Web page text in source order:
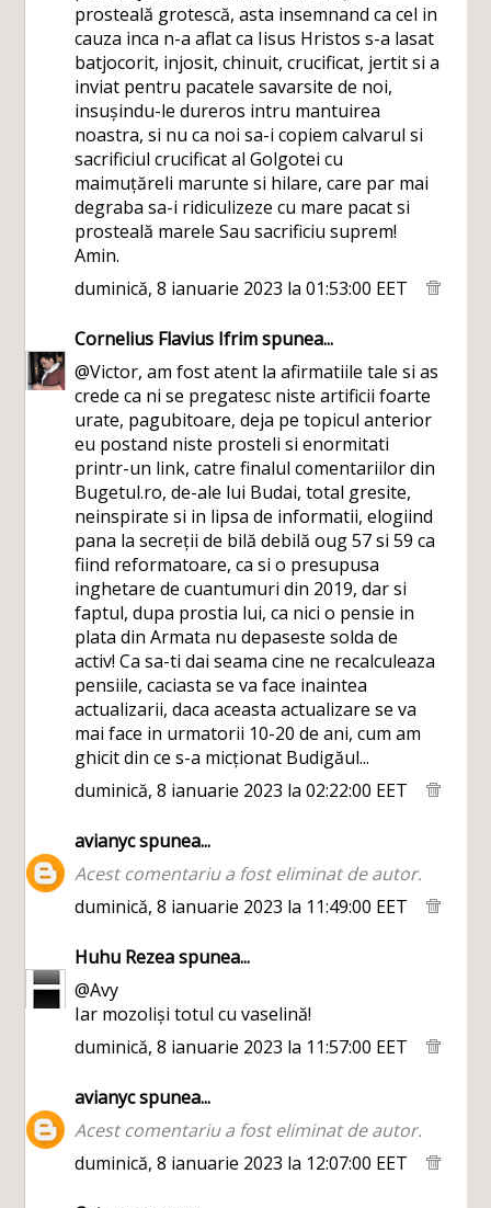
prosteală grotescă, asta insemnand ca cel in
cauza inca n-a aflat ca Iisus Hristos s-a lasat
batjocorit, injosit, chinuit, crucificat, jertit si a
inviat pentru pacatele savarsite de noi,
insușindu-le dureros intru mantuirea
noastra, si nu ca noi sa-i copiem calvarul si
sacrificiul crucificat al Golgotei cu
maimuțăreli marunte si hilare, care par mai
degraba sa-i ridiculizeze cu mare pacat si
prosteală marele Sau sacrificiu suprem!
Amin.
duminică, 8 ianuarie 2023 la 01:53:00 EET
Cornelius Flavius Ifrimspunea...
@Victor, am fost atent la afirmatiile tale si as
crede ca ni se pregatesc niste artificii foarte
urate, pagubitoare, deja pe topicul anterior
eu postand niste prosteli si enormitati
printr-un link, catre finalul comentariilor din
Bugetul.ro, de-ale lui Budai, total gresite,
neinspirate si in lipsa de informatii, elogiind
pana la secreții de bilă debilă oug 57 si 59 ca
fiind reformatoare, ca si o presupusa
inghetare de cuantumuri din 2019, dar si
faptul, dupa prostia lui, ca nici o pensie in
plata din Armata nu depaseste solda de
activ! Ca sa-ti dai seama cine ne recalculeaza
pensiile, caciasta se va face inaintea
actualizarii, daca aceasta actualizare se va
mai face in urmatorii 10-20 de ani, cum am
ghicit din ce s-a micționat Budigăul...
duminică, 8 ianuarie 2023 la 02:22:00 EET
avianycspunea...
Acest comentariu a fost eliminat de autor.
duminică, 8 ianuarie 2023 la 11:49:00 EET
Huhu Rezeaspunea...
@Avy
Iar mozoliși totul cu vaselină!
duminică, 8 ianuarie 2023 la 11:57:00 EET
avianycspunea...
Acest comentariu a fost eliminat de autor.
duminică, 8 ianuarie 2023 la 12:07:00 EET